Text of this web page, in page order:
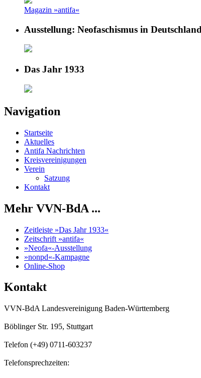
Magazin »antifa«
Ausstellung: Neofaschismus in Deutschland
Das Jahr 1933
Navigation
Startseite
Aktuelles
Antifa Nachrichten
Kreisvereinigungen
Verein
Satzung
Kontakt
Mehr VVN-BdA ...
Zeitleiste »Das Jahr 1933«
Zeitschrift »antifa«
»Neofa«-Ausstellung
»nonpd«-Kampagne
Online-Shop
Kontakt
VVN-BdA Landesvereinigung Baden-Württemberg
Böblinger Str. 195, Stuttgart
Telefon (+49) 0711-603237
Telefonsprechzeiten: